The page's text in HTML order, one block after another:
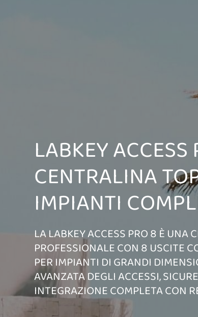
LABKEY
CENTRALINA
IMPIANTI
LA LABKEY ACCESS PRO 8 È UNA
PROFESSIONALE CON 8 USCITE
PER IMPIANTI DI GRANDI
AVANZATA DEGLI ACCESSI,
INTEGRAZIONE COMPLETA CON